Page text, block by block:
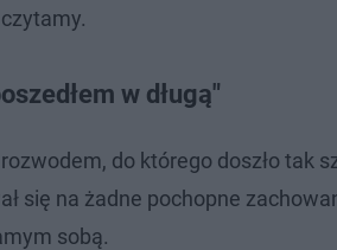
czytamy.
w długą"
do którego doszło tak
się na żadne pochopne
sobą.